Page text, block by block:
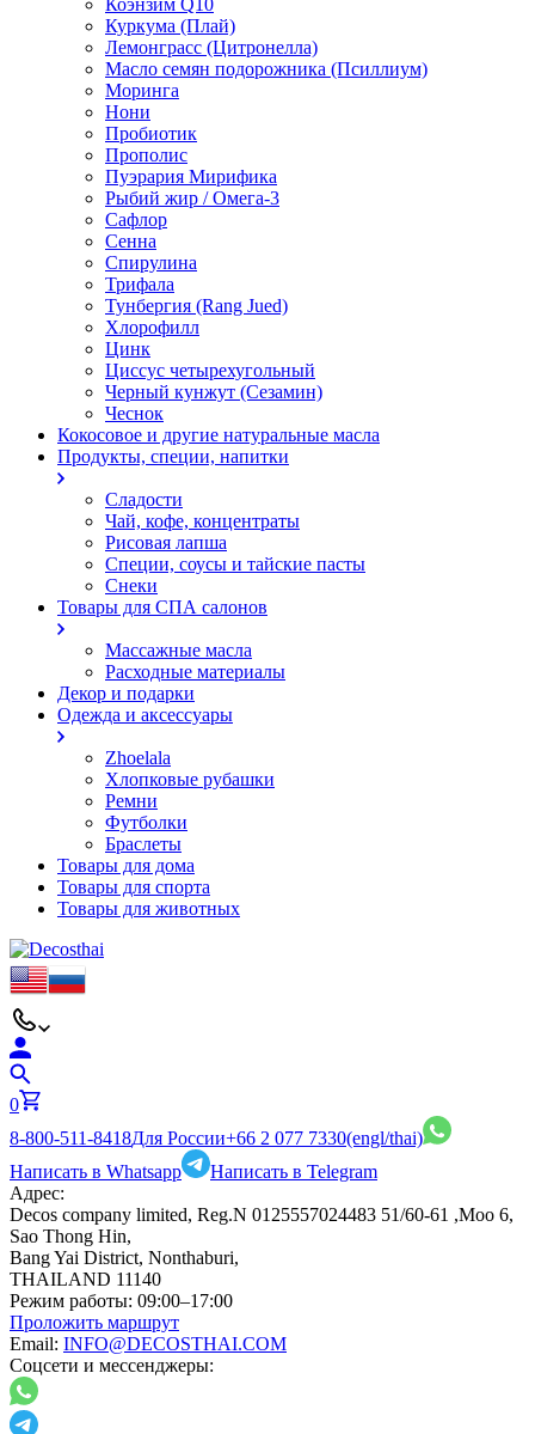
Коэнзим Q10
Куркума (Плай)
Лемонграсс (Цитронелла)
Масло семян подорожника (Псиллиум)
Моринга
Нони
Пробиотик
Прополис
Пуэрария Мирифика
Рыбий жир / Омега-3
Сафлор
Сенна
Спирулина
Трифала
Тунбергия (Rang Jued)
Хлорофилл
Цинк
Циссус четырехугольный
Черный кунжут (Сезамин)
Чеснок
Кокосовое и другие натуральные масла
Продукты, специи, напитки
Сладости
Чай, кофе, концентраты
Рисовая лапша
Специи, соусы и тайские пасты
Снеки
Товары для СПА салонов
Массажные масла
Расходные материалы
Декор и подарки
Одежда и аксессуары
Zhoelala
Хлопковые рубашки
Ремни
Футболки
Браслеты
Товары для дома
Товары для спорта
Товары для животных
0
8-800-511-8418Для России+66 2 077 7330(engl/thai)
Написать в Whatsapp
Написать в Telegram
Адрес:
Decos company limited, Reg.N 0125557024483 51/60-61 ,Moo 6,
Sao Thong Hin,
Bang Yai District, Nonthaburi,
THAILAND 11140
Режим работы: 09:00–17:00
Проложить маршрут
Email: INFO@DECOSTHAI.COM
Соцсети и мессенджеры: